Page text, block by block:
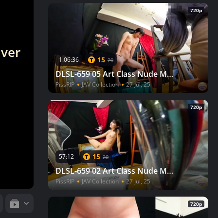
720p
1:06:36 15 20
DLSL-659 05 Art Class Nude Model Can't Hold Back Pissing 4
PissRIP JAV Collection 27 Jul, 25
720p
57:12 15 20
DLSL-659 02 Art Class Nude Model Can't Hold Back Pissing 4
PissRIP JAV Collection 27 Jul, 25
720p